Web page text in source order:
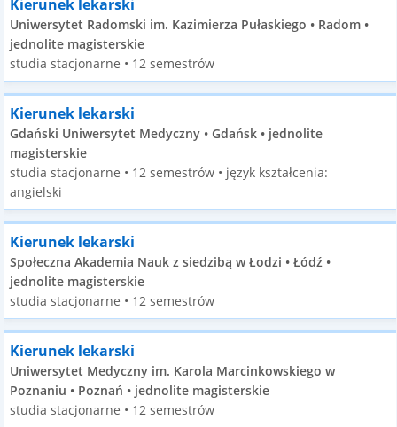
Kierunek lekarski
Uniwersytet Radomski im. Kazimierza Pułaskiego • Radom •
jednolite magisterskie
studia stacjonarne • 12 semestrów
Kierunek lekarski
Gdański Uniwersytet Medyczny • Gdańsk • jednolite
magisterskie
studia stacjonarne • 12 semestrów • język kształcenia:
angielski
Kierunek lekarski
Społeczna Akademia Nauk z siedzibą w Łodzi • Łódź •
jednolite magisterskie
studia stacjonarne • 12 semestrów
Kierunek lekarski
Uniwersytet Medyczny im. Karola Marcinkowskiego w
Poznaniu • Poznań • jednolite magisterskie
studia stacjonarne • 12 semestrów